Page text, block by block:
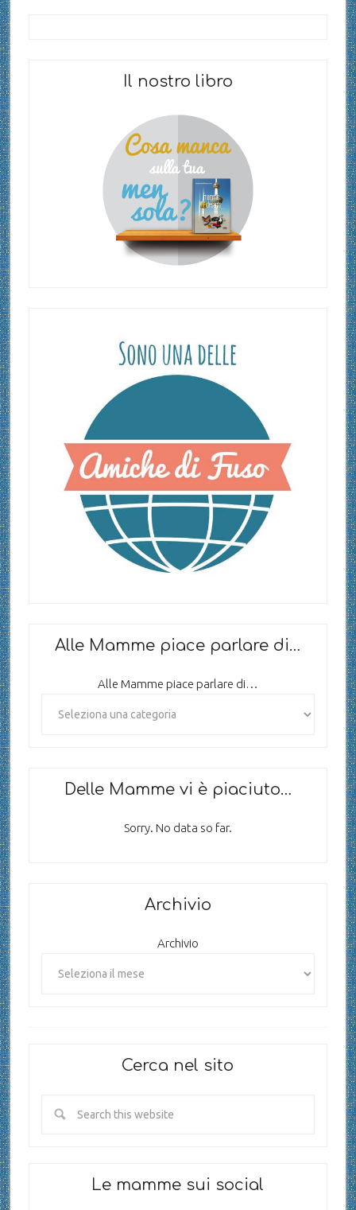
Il nostro libro
Alle Mamme piace parlare di…
Alle Mamme piace parlare di…
Delle Mamme vi è piaciuto…
Sorry. No data so far.
Archivio
Archivio
Cerca nel sito
Le mamme sui social